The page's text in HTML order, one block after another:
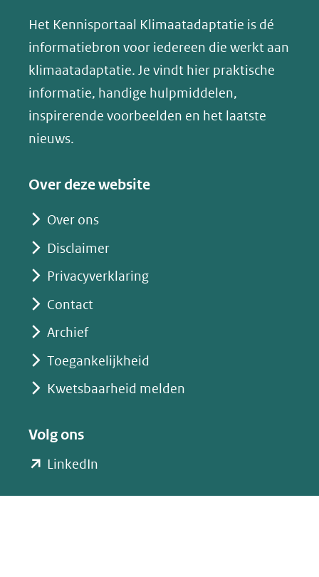
website)
website)
website)
y
(opent
in
nieuw
venster)
naar
een
andere
website)
Het Kennisportaal Klimaatadaptatie is dé
informatiebron voor iedereen die werkt aan
klimaatadaptatie. Je vindt hier praktische
informatie, handige hulpmiddelen,
inspirerende voorbeelden en het laatste
nieuws.
Over deze website
Over ons
Disclaimer
Privacyverklaring
Contact
Archief
Toegankelijkheid
Kwetsbaarheid melden
Volg ons
LinkedIn